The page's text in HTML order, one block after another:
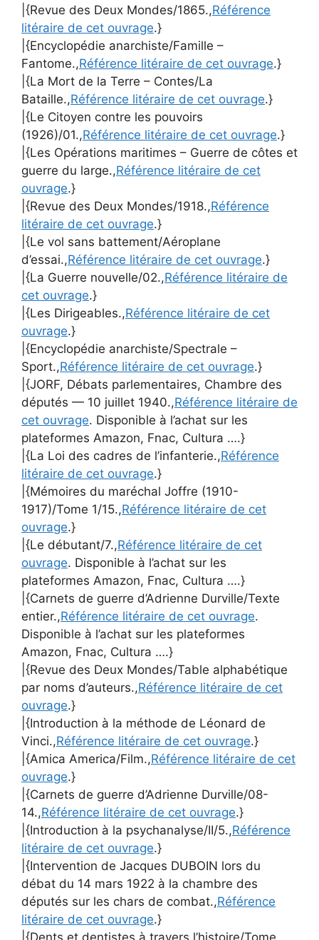
|{Revue des Deux Mondes/1865.,Référence
litéraire de cet ouvrage.}
|{Encyclopédie anarchiste/Famille –
Fantome.,Référence litéraire de cet ouvrage.}
|{La Mort de la Terre – Contes/La
Bataille.,Référence litéraire de cet ouvrage.}
|{Le Citoyen contre les pouvoirs
(1926)/01.,Référence litéraire de cet ouvrage.}
|{Les Opérations maritimes – Guerre de côtes et
guerre du large.,Référence litéraire de cet
ouvrage.}
|{Revue des Deux Mondes/1918.,Référence
litéraire de cet ouvrage.}
|{Le vol sans battement/Aéroplane
d’essai.,Référence litéraire de cet ouvrage.}
|{La Guerre nouvelle/02.,Référence litéraire de
cet ouvrage.}
|{Les Dirigeables.,Référence litéraire de cet
ouvrage.}
|{Encyclopédie anarchiste/Spectrale –
Sport.,Référence litéraire de cet ouvrage.}
|{JORF, Débats parlementaires, Chambre des
députés — 10 juillet 1940.,Référence litéraire de
cet ouvrage. Disponible à l’achat sur les
plateformes Amazon, Fnac, Cultura ….}
|{La Loi des cadres de l’infanterie.,Référence
litéraire de cet ouvrage.}
|{Mémoires du maréchal Joffre (1910-
1917)/Tome 1/15.,Référence litéraire de cet
ouvrage.}
|{Le débutant/7.,Référence litéraire de cet
ouvrage. Disponible à l’achat sur les
plateformes Amazon, Fnac, Cultura ….}
|{Carnets de guerre d’Adrienne Durville/Texte
entier.,Référence litéraire de cet ouvrage.
Disponible à l’achat sur les plateformes
Amazon, Fnac, Cultura ….}
|{Revue des Deux Mondes/Table alphabétique
par noms d’auteurs.,Référence litéraire de cet
ouvrage.}
|{Introduction à la méthode de Léonard de
Vinci.,Référence litéraire de cet ouvrage.}
|{Amica America/Film.,Référence litéraire de cet
ouvrage.}
|{Carnets de guerre d’Adrienne Durville/08-
14.,Référence litéraire de cet ouvrage.}
|{Introduction à la psychanalyse/II/5.,Référence
litéraire de cet ouvrage.}
|{Intervention de Jacques DUBOIN lors du
débat du 14 mars 1922 à la chambre des
députés sur les chars de combat.,Référence
litéraire de cet ouvrage.}
|{Dents et dentistes à travers l’histoire/Tome